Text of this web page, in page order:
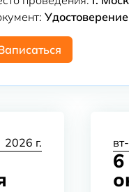
2026 г.